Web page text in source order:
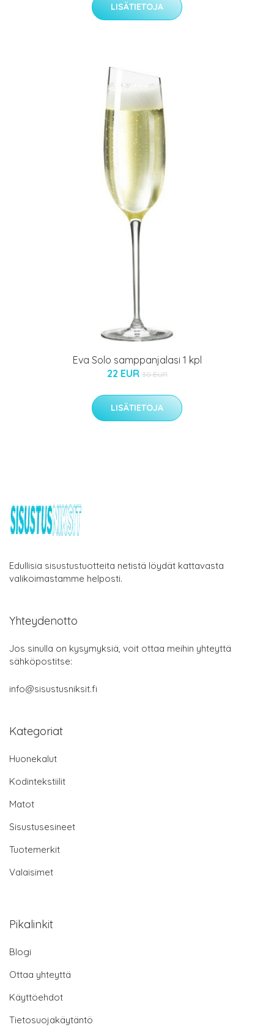
LISÄTIETOJA
Eva Solo samppanjalasi 1 kpl
22 EUR 30 EUR
LISÄTIETOJA
Edullisia sisustustuotteita netistä löydät kattavasta
valikoimastamme helposti.
Yhteydenotto
Jos sinulla on kysymyksiä, voit ottaa meihin yhteyttä
sähköpostitse:
info@sisustusniksit.fi
Kategoriat
Huonekalut
Kodintekstiilit
Matot
Sisustusesineet
Tuotemerkit
Valaisimet
Pikalinkit
Blogi
Ottaa yhteyttä
Käyttöehdot
Tietosuojakäytäntö